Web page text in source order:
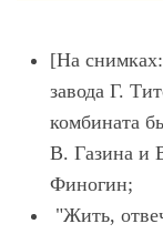
[На снимках:
завода Г.
комбината
В. Газина и
Финогин;
"Жить,